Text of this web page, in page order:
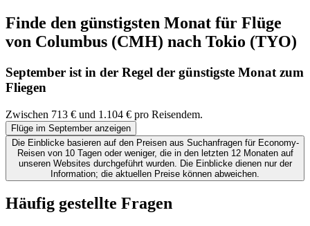
Finde den günstigsten Monat für Flüge
von Columbus (CMH) nach Tokio (TYO)
September ist in der Regel der günstigste Monat zum
Fliegen
Zwischen 713 € und 1.104 € pro Reisendem.
Flüge im September anzeigen
Die Einblicke basieren auf den Preisen aus Suchanfragen für Economy-
Reisen von 10 Tagen oder weniger, die in den letzten 12 Monaten auf
unseren Websites durchgeführt wurden. Die Einblicke dienen nur der
Information; die aktuellen Preise können abweichen.
Häufig gestellte Fragen